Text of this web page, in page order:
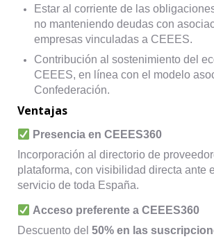
Estar al corriente de las
no manteniendo deudas con
empresas vinculadas a CEEES.
Contribución al sostenimiento del
CEEES, en línea con el modelo
Confederación.
Ventajas
Presencia en CEEES360
Incorporación al directorio de
plataforma, con visibilidad directa ante
servicio de toda España.
Acceso preferente a CEEES360
Descuento del 50% en las